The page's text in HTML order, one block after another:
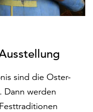
sind die Oster-
Dann werden